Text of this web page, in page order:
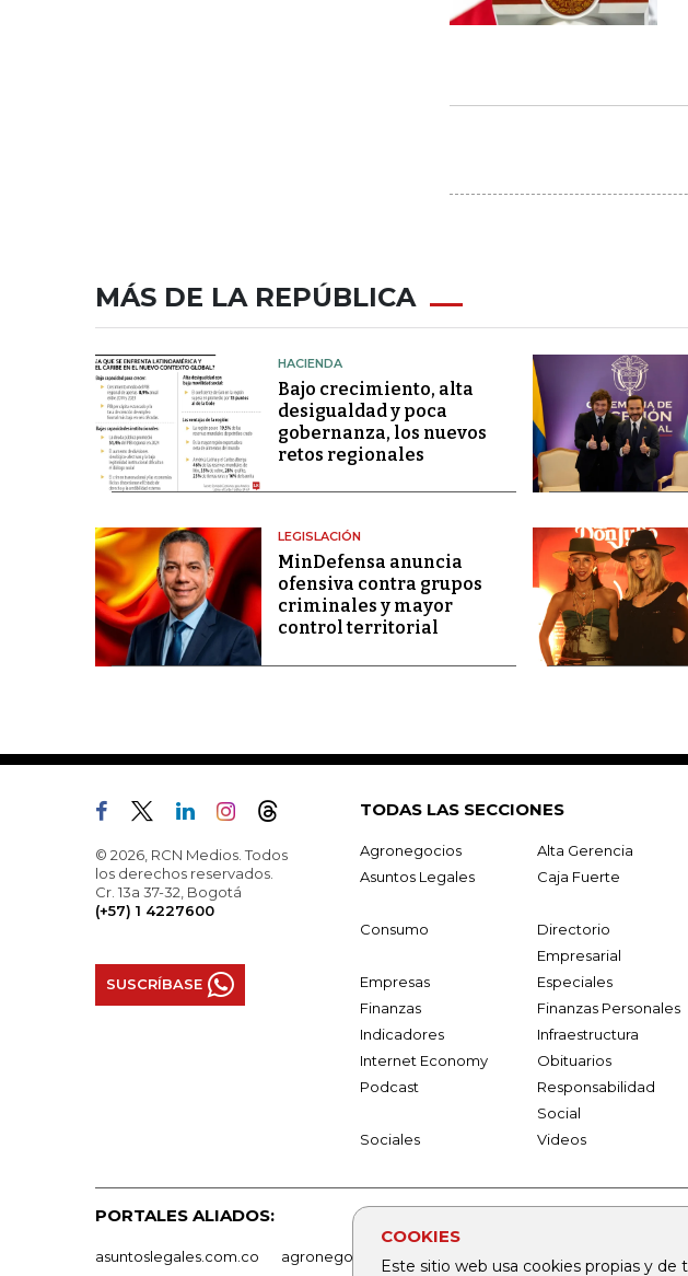
COOKIES
Este sitio web usa cookies propias y de
MÁS DE LA REPÚBLICA
HACIENDA
Bajo crecimiento, alta
desigualdad y poca
gobernanza, los nuevos
retos regionales
LEGISLACIÓN
MinDefensa anuncia
ofensiva contra grupos
criminales y mayor
control territorial
© 2026, RCN Medios. Todos
los derechos reservados.
Cr. 13a 37-32, Bogotá
(+57) 1 4227600
SUSCRÍBASE
TODAS LAS SECCIONES
Agronegocios Alta Gerencia
Asuntos Legales
Caja Fuerte
Consumo
Directorio
Empresarial
Empresas Especiales
Finanzas
Finanzas Personales
Indicadores
Infraestructura
Internet Economy
Obituarios
Podcast
Responsabilidad
Social
Sociales Videos
PORTALES ALIADOS:
asuntoslegales.com.co agronegocios.co empresas.larepublica.co